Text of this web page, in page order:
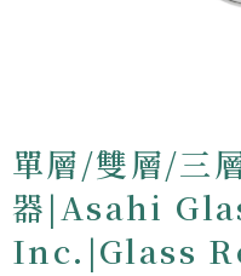
單層/雙層/三
器|Asahi
Inc.|Glass